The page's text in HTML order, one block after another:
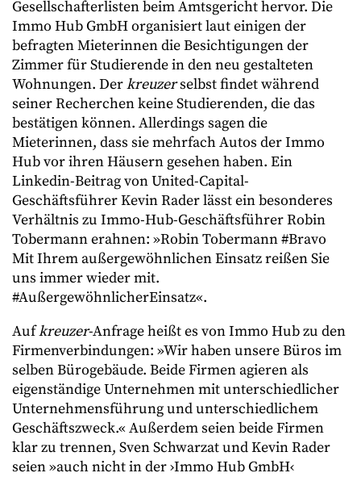
Gesellschafterlisten beim Amtsgericht hervor. Die
Immo Hub GmbH organisiert laut einigen der
befragten Mieterinnen die Besichtigungen der
Zimmer für Studierende in den neu gestalteten
Wohnungen. Derkreuzerselbst findet während
seiner Recherchen keine Studierenden, die das
bestätigen können. Allerdings sagen die
Mieterinnen, dass sie mehrfach Autos der Immo
Hub vor ihren Häusern gesehen haben. Ein
Linkedin-Beitrag von United-Capital-
Geschäftsführer Kevin Rader lässt ein besonderes
Verhältnis zu Immo-Hub-Geschäftsführer Robin
Tobermann erahnen: »Robin Tobermann #Bravo
Mit Ihrem außergewöhnlichen Einsatz reißen Sie
uns immer wieder mit.
#AußergewöhnlicherEinsatz«.
Aufkreuzer-Anfrage heißt es von Immo Hub zu den
Firmenverbindungen: »Wir haben unsere Büros im
selben Bürogebäude. Beide Firmen agieren als
eigenständige Unternehmen mit unterschiedlicher
Unternehmensführung und unterschiedlichem
Geschäftszweck.« Außerdem seien beide Firmen
klar zu trennen, Sven Schwarzat und Kevin Rader
seien »auch nicht in der ›Immo Hub GmbH‹